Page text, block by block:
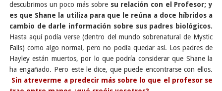
descubrimos un poco más sobre su relación con el Profesor; y
es que Shane la utiliza para que le reúna a doce híbridos a
cambio de darle información sobre sus padres biológicos.
Hasta aquí podía verse (dentro del mundo sobrenatural de Mystic
Falls) como algo normal, pero no podía quedar así. Los padres de
Hayley están muertos, por lo que podría considerar que Shane la
ha engañado. Pero este le dice, que puede encontrarse con ellos.
Sin atreverme a predecir más sobre lo que el profesor se